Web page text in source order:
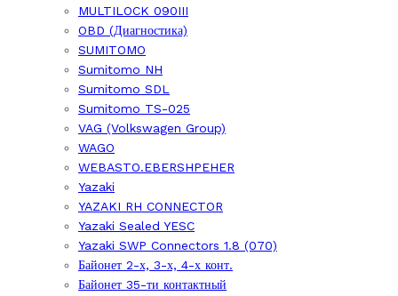
MULTILOCK 090III
OBD (Диагностика)
SUMITOMO
Sumitomo NH
Sumitomo SDL
Sumitomo TS-025
VAG (Volkswagen Group)
WAGO
WEBASTO.EBERSHPEHER
Yazaki
YAZAKI RH CONNECTOR
Yazaki Sealed YESC
Yazaki SWP Connectors 1.8 (070)
Байонет 2-х, 3-х, 4-х конт.
Байонет 35-ти контактный